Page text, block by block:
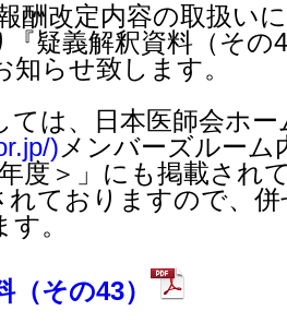
酬改定内容の取扱い
『疑義解釈資料（そ
らせ致します。
は、日本医師会ホー
) メンバーズルーム
度＞」にも掲載され
れておりますので、
。
その43）